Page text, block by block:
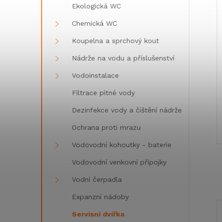
Ekologická WC
Chemická WC
Koupelna a sprchový kout
Nádrže na vodu a příslušenství
Vodoinstalace
Filtrace pitné vody
Dezinfekce vody a čištění nádrže
Ochrana proti mrazu
Vodovodní kohoutky - baterie
Vodovodní venkovní přípojky
Vodní čerpadla
Expanzní nádoby
Servisní dvířka